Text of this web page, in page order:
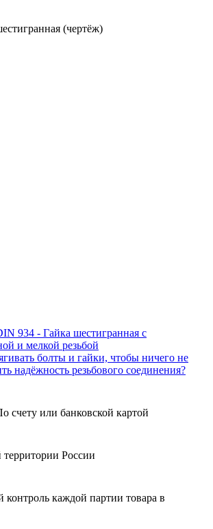
934 - Гайка шестигранная с
и мелкой резьбой
болты и гайки, чтобы ничего не
надёжность резьбового соединения?
счету или банковской картой
территории России
контроль каждой партии товара в